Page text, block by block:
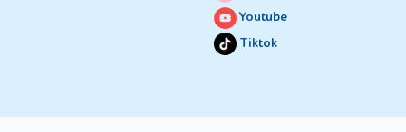
Youtube
Tiktok